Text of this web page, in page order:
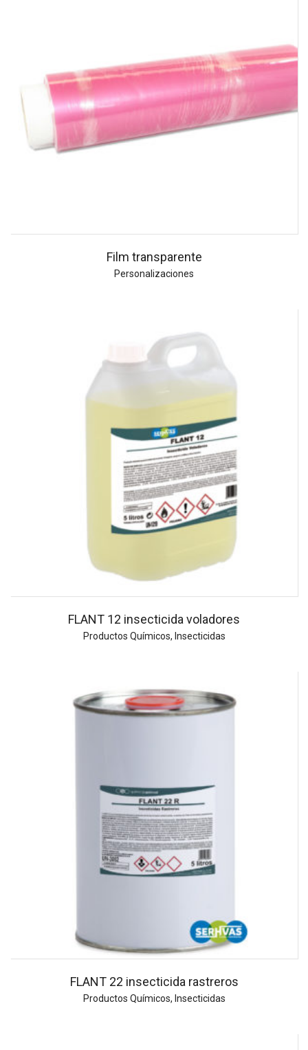
Film transparente
Personalizaciones
FLANT 12 insecticida voladores
Productos Químicos, Insecticidas
FLANT 22 insecticida rastreros
Productos Químicos, Insecticidas